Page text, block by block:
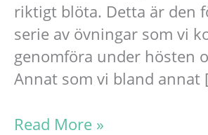
riktigt blöta. Detta är den
serie av övningar som vi
genomföra under hösten
Annat som vi bland annat
Erfarenheter
Read More »